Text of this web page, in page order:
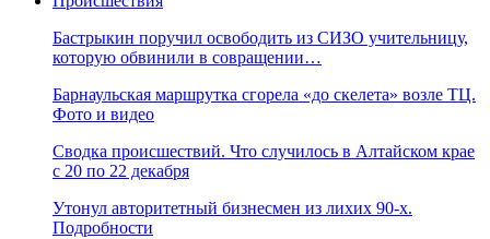
Бастрыкин поручил освободить из СИЗО учительницу,
которую обвинили в совращении…
Барнаульская маршрутка сгорела «до скелета» возле ТЦ.
Фото и видео
Сводка происшествий. Что случилось в Алтайском крае
с 20 по 22 декабря
Утонул авторитетный бизнесмен из лихих 90-х.
Подробности